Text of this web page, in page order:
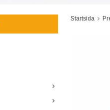
Startsida